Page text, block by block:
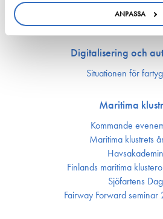
ANPASSA
Ship Happens: Bekanta dig med
Sjöfartens
Digitalisering och
Situationen för
Maritima
Kommande
Maritima klustrets
Havsakademin
Finlands maritima
Sjöfartens Dag
Fairway Forward